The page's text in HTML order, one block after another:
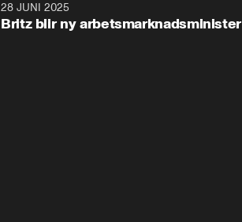
28 JUNI 2025
Britz blir ny arbetsmarknadsminister